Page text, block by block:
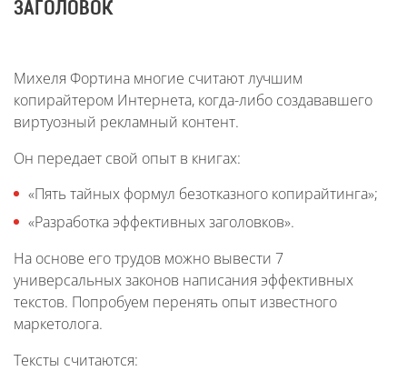
ЗАГОЛОВОК
Михеля Фортина многие считают лучшим
копирайтером Интернета, когда-либо создававшего
виртуозный рекламный контент.
Он передает свой опыт в книгах:
«Пять тайных формул безотказного копирайтинга»;
«Разработка эффективных заголовков».
На основе его трудов можно вывести 7
универсальных законов написания эффективных
текстов. Попробуем перенять опыт известного
маркетолога.
Тексты считаются: